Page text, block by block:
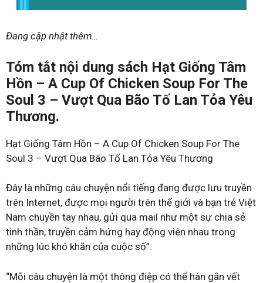
Đang cập nhật thêm…
Tóm tắt nội dung sách Hạt Giống Tâm
Hồn – A Cup Of Chicken Soup For The
Soul 3 – Vượt Qua Bão Tố Lan Tỏa Yêu
Thương.
Hạt Giống Tâm Hồn – A Cup Of Chicken Soup For The
Soul 3 – Vượt Qua Bão Tố Lan Tỏa Yêu Thương
Đây là những câu chuyện nổi tiếng đang được lưu truyền
trên Internet, được mọi người trên thế giới và bạn trẻ Việt
Nam chuyền tay nhau, gửi qua mail như một sự chia sẻ
tinh thần, truyền cảm hứng hay động viên nhau trong
những lúc khó khăn của cuộc số”.
“Mỗi câu chuyện là một thông điệp có thể hàn gắn vết